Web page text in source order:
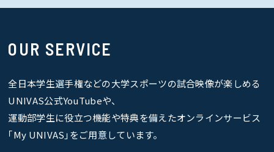
OUR SERVICE
全日本学生選手権などの大学スポーツの試合映像が楽しめる
UNIVAS公式YouTubeや、
運動部学生に役立つ機能や特典を備えたオンラインサービス
｢My UNIVAS｣をご用意しています。